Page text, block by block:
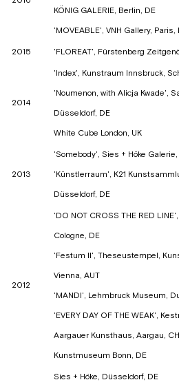
KÖNIG GALERIE, Berlin, DE
'MOVEABLE', VNH Gallery, Paris,
2015 'FLOREAT', Fürstenberg
2014
'Index', Kunstraum Innsbruck,
'Noumenon, with Alicja Kwade',
Düsseldorf, DE
White Cube London, UK
2013
'Somebody', Sies + Höke
'Künstlerraum', K21
Düsseldorf, DE
2012
'DO NOT CROSS THE RED
Cologne, DE
'Festum II', Theseustempel,
Vienna, AUT
'MANDI', Lehmbruck Museum,
'EVERY DAY OF THE WEAK',
Aargauer Kunsthaus, Aargau, CH
Kunstmuseum Bonn, DE
Sies + Höke, Düsseldorf, DE